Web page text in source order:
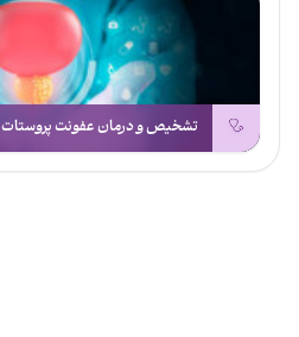
تشخیص و درمان عفونت پروستات